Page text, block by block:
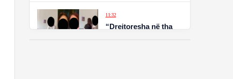
11:32
“Drejtoresha në tha